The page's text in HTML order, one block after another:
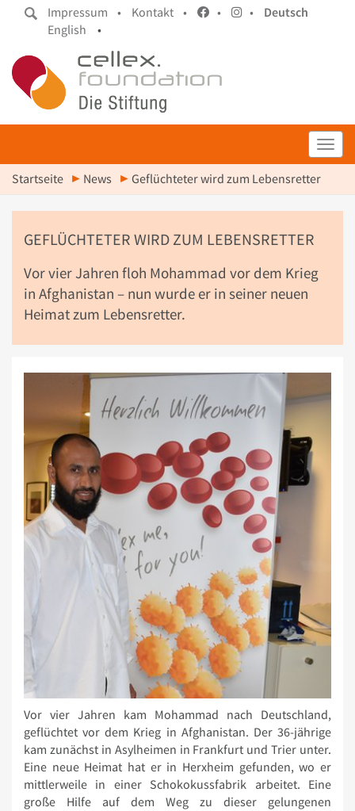
Impressum • Kontakt • • •
Deutsch
English
•
Startseite News Geflüchteter wird zum Lebensretter
GEFLÜCHTETER WIRD ZUM LEBENSRETTER
Vor vier Jahren floh Mohammad vor dem Krieg
in Afghanistan – nun wurde er in seiner neuen
Heimat zum Lebensretter.
Vor vier Jahren kam Mohammad nach Deutschland,
geflüchtet vor dem Krieg in Afghanistan. Der 36-jährige
kam zunächst in Asylheimen in Frankfurt und Trier unter.
Eine neue Heimat hat er in Herxheim gefunden, wo er
mittlerweile in einer Schokokussfabrik arbeitet. Eine
große Hilfe auf dem Weg zu dieser gelungenen